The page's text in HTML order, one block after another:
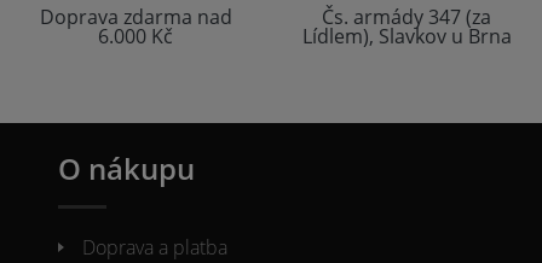
Doprava zdarma nad
6.000 Kč
Čs. armády 347 (za
Lídlem), Slavkov u Brna
O nákupu
Doprava a platba